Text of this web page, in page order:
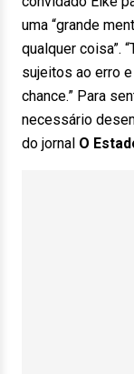
uma “grande
qualquer coisa”.
sujeitos ao erro
chance.” Para
necessário
do jornal O